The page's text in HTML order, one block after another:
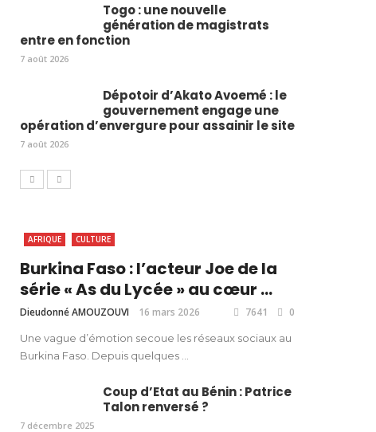
Togo : une nouvelle
génération de magistrats
entre en fonction
7 août 2026
Dépotoir d’Akato Avoemé : le
gouvernement engage une
opération d’envergure pour assainir le site
7 août 2026
AFRIQUE CULTURE
Burkina Faso : l’acteur Joe de la
série « As du Lycée » au cœur ...
Dieudonné AMOUZOUVI 16 mars 2026 7641 0
Une vague d’émotion secoue les réseaux sociaux au
Burkina Faso. Depuis quelques ...
Coup d’Etat au Bénin : Patrice
Talon renversé ?
7 décembre 2025